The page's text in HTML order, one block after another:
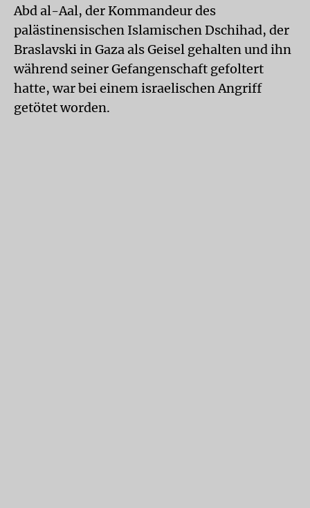
Abd al-Aal, der Kommandeur des
palästinensischen Islamischen Dschihad, der
Braslavski in Gaza als Geisel gehalten und ihn
während seiner Gefangenschaft gefoltert
hatte, war bei einem israelischen Angriff
getötet worden.